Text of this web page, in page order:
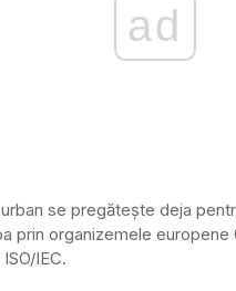
ad
se pregătește deja
prin organizemele
IEC.